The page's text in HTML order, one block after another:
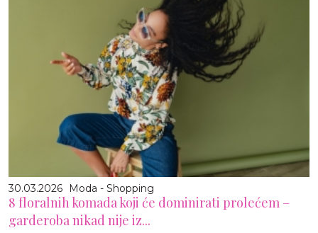
30.03.2026 Moda - Shopping
8 floralnih komada koji će dominirati prolećem –
garderoba nikad nije iz...